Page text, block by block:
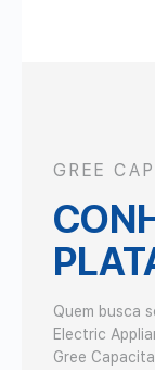
GREE
Quem busca
Electric
Gree